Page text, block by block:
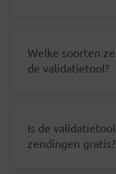
Welke soorten
de validatietool?
Is de
zendingen gratis?